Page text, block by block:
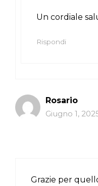
Un cordiale
Rispondi
Rosario
Giugno 1,
Grazie per